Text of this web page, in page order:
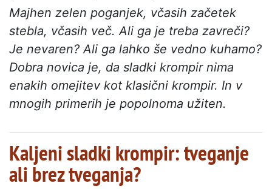
Majhen zelen poganjek, včasih začetek
stebla, včasih več. Ali ga je treba zavreči?
Je nevaren? Ali ga lahko še vedno kuhamo?
Dobra novica je, da sladki krompir nima
enakih omejitev kot klasični krompir. In v
mnogih primerih je popolnoma užiten.
Kaljeni sladki krompir: tveganje
ali brez tveganja?